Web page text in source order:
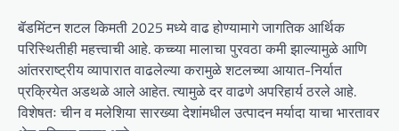
बॅडमिंटन शटल किमती 2025 मध्ये वाढ होण्यामागे जागतिक आर्थिक
परिस्थितीही महत्त्वाची आहे. कच्च्या मालाचा पुरवठा कमी झाल्यामुळे आणि
आंतरराष्ट्रीय व्यापारात वाढलेल्या करामुळे शटलच्या आयात-निर्यात
प्रक्रियेत अडथळे आले आहेत. त्यामुळे दर वाढणे अपरिहार्य ठरले आहे.
विशेषतः चीन व मलेशिया सारख्या देशांमधील उत्पादन मर्यादा याचा भारतावर